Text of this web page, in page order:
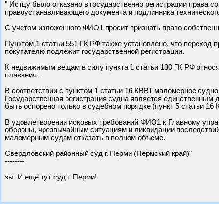
" Истцу было отказано в государственно регистрации права
правоустанавливающего документа и подлинника
С учетом изложенного ФИО1 просит признать право
Пунктом 1 статьи 551 ГК РФ также установлено, что переход
покупателю подлежит государственной регистрации.
К недвижимым вещам в силу пункта 1 статьи 130 ГК РФ
плавания...
В соответствии с пунктом 1 статьи 16 КВВТ маломерное
Государственная регистрация судна является единственным
быть оспорено только в судебном порядке (пункт 5 статьи 16
В удовлетворении исковых требований ФИО1 к Главному
обороны, чрезвычайным ситуациям и ликвидации
маломерным судам отказать в полном объеме.
Свердловский районный суд г. Перми (Пермский край)"
--------
зы. И ещё тут суд г. Перми!